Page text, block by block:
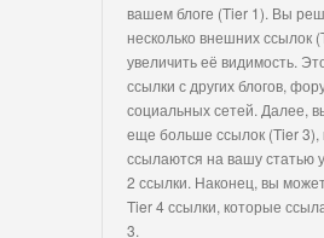
вашем блоге (Tier 1). Вы
несколько внешних ссылок
увеличить её видимость.
ссылки с других блогов,
социальных сетей. Далее,
еще больше ссылок (Tier 3),
ссылаются на вашу статью
2 ссылки. Наконец, вы
Tier 4 ссылки, которые
3.